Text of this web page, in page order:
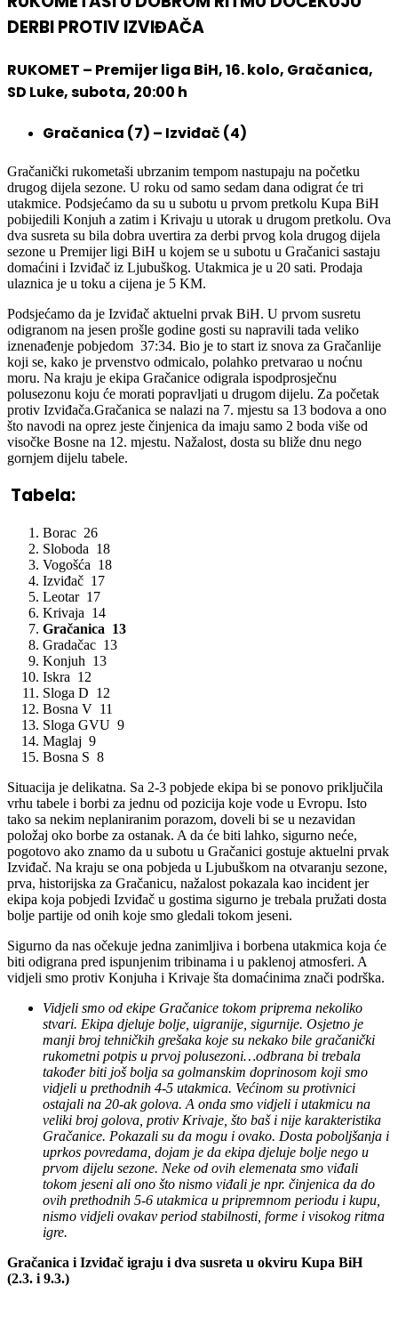
DERBI PROTIV IZVIĐAČA
RUKOMET – Premijer liga BiH, 16. kolo, Gračanica,
SD Luke, subota, 20:00 h
Gračanica (7) – Izviđač (4)
Gračanički rukometaši ubrzanim tempom nastupaju na početku
drugog dijela sezone. U roku od samo sedam dana odigrat će tri
utakmice. Podsjećamo da su u subotu u prvom pretkolu Kupa BiH
pobijedili Konjuh a zatim i Krivaju u utorak u drugom pretkolu. Ova
dva susreta su bila dobra uvertira za derbi prvog kola drugog dijela
sezone u Premijer ligi BiH u kojem se u subotu u Gračanici sastaju
domaćini i Izviđač iz Ljubuškog. Utakmica je u 20 sati. Prodaja
ulaznica je u toku a cijena je 5 KM.
Podsjećamo da je Izviđač aktuelni prvak BiH. U prvom susretu
odigranom na jesen prošle godine gosti su napravili tada veliko
iznenađenje pobjedom 37:34. Bio je to start iz snova za Gračanlije
koji se, kako je prvenstvo odmicalo, polahko pretvarao u noćnu
moru. Na kraju je ekipa Gračanice odigrala ispodprosječnu
polusezonu koju će morati popravljati u drugom dijelu. Za početak
protiv Izviđača.Gračanica se nalazi na 7. mjestu sa 13 bodova a ono
što navodi na oprez jeste činjenica da imaju samo 2 boda više od
visočke Bosne na 12. mjestu. Nažalost, dosta su bliže dnu nego
gornjem dijelu tabele.
Tabela:
Borac 26
Sloboda 18
Vogošća 18
Izviđač 17
Leotar 17
Krivaja 14
Gračanica 13
Gradačac 13
Konjuh 13
Iskra 12
Sloga D 12
Bosna V 11
Sloga GVU 9
Maglaj 9
Bosna S 8
Situacija je delikatna. Sa 2-3 pobjede ekipa bi se ponovo priključila
vrhu tabele i borbi za jednu od pozicija koje vode u Evropu. Isto
tako sa nekim neplaniranim porazom, doveli bi se u nezavidan
položaj oko borbe za ostanak. A da će biti lahko, sigurno neće,
pogotovo ako znamo da u subotu u Gračanici gostuje aktuelni prvak
Izviđač. Na kraju se ona pobjeda u Ljubuškom na otvaranju sezone,
prva, historijska za Gračanicu, nažalost pokazala kao incident jer
ekipa koja pobjedi Izviđač u gostima sigurno je trebala pružati dosta
bolje partije od onih koje smo gledali tokom jeseni.
Sigurno da nas očekuje jedna zanimljiva i borbena utakmica koja će
biti odigrana pred ispunjenim tribinama i u paklenoj atmosferi. A
vidjeli smo protiv Konjuha i Krivaje šta domaćinima znači podrška.
Vidjeli smo od ekipe Gračanice tokom priprema nekoliko
stvari. Ekipa djeluje bolje, uigranije, sigurnije. Osjetno je
manji broj tehničkih grešaka koje su nekako bile gračanički
rukometni potpis u prvoj polusezoni…odbrana bi trebala
također biti još bolja sa golmanskim doprinosom koji smo
vidjeli u prethodnih 4-5 utakmica. Većinom su protivnici
ostajali na 20-ak golova. A onda smo vidjeli i utakmicu na
veliki broj golova, protiv Krivaje, što baš i nije karakteristika
Gračanice. Pokazali su da mogu i ovako. Dosta poboljšanja i
uprkos povredama, dojam je da ekipa djeluje bolje nego u
prvom dijelu sezone. Neke od ovih elemenata smo viđali
tokom jeseni ali ono što nismo viđali je npr. činjenica da do
ovih prethodnih 5-6 utakmica u pripremnom periodu i kupu,
nismo vidjeli ovakav period stabilnosti, forme i visokog ritma
igre.
Gračanica i Izviđač igraju i dva susreta u okviru Kupa BiH
(2.3. i 9.3.)